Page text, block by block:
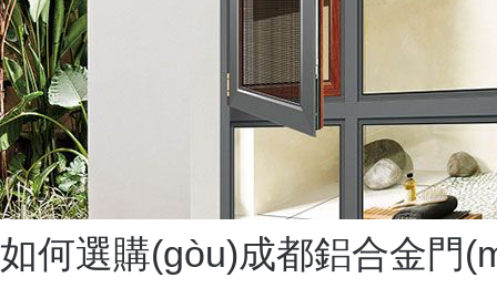
如何選購(gòu)成都鋁合金門